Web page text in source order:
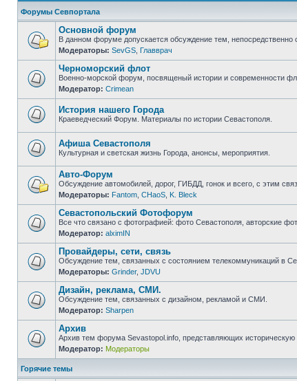
Форумы Севпортала
Нет
непрочитанных
сообщений
Основной форум
В данном форуме допускается обсуждение тем, непосредственно
Модераторы: SevGS Главврач
Нет
непрочитанных
сообщений
Черноморский флот
Военно-морской форум, посвященый истории и современности
Модератор: Crimean
непрочитанных
сообщений
История нашего Города
Краеведческий Форум. Материалы по истории Севастополя.
непрочитанных
сообщений
Афиша Севастополя
Культурная и светская жизнь Города, анонсы, мероприятия.
Нет
непрочитанных
сообщений
Авто-Форум
Обсуждение автомобилей, дорог, ГИБДД, гонок и всего, с этим
Модераторы: Fantom CHaoS K. Bleck
Нет
непрочитанных
сообщений
Севастопольский Фотофорум
Все что связано с фотографией: фото Севастополя, авторские
Модератор: alximIN
Нет
непрочитанных
сообщений
Провайдеры, сети, связь
Обсуждение тем, связанных с состоянием телекоммуникаций в
Модераторы: Grinder, JDVU
Нет
непрочитанных
сообщений
Дизайн, реклама, СМИ.
Обсуждение тем, связанных с дизайном, рекламой и СМИ.
Модератор: Sharpen
Нет
непрочитанных
сообщений
Архив
Архив тем форума Sevastopol.info, представляющих историческую
Модератор: Модераторы
Горячие темы